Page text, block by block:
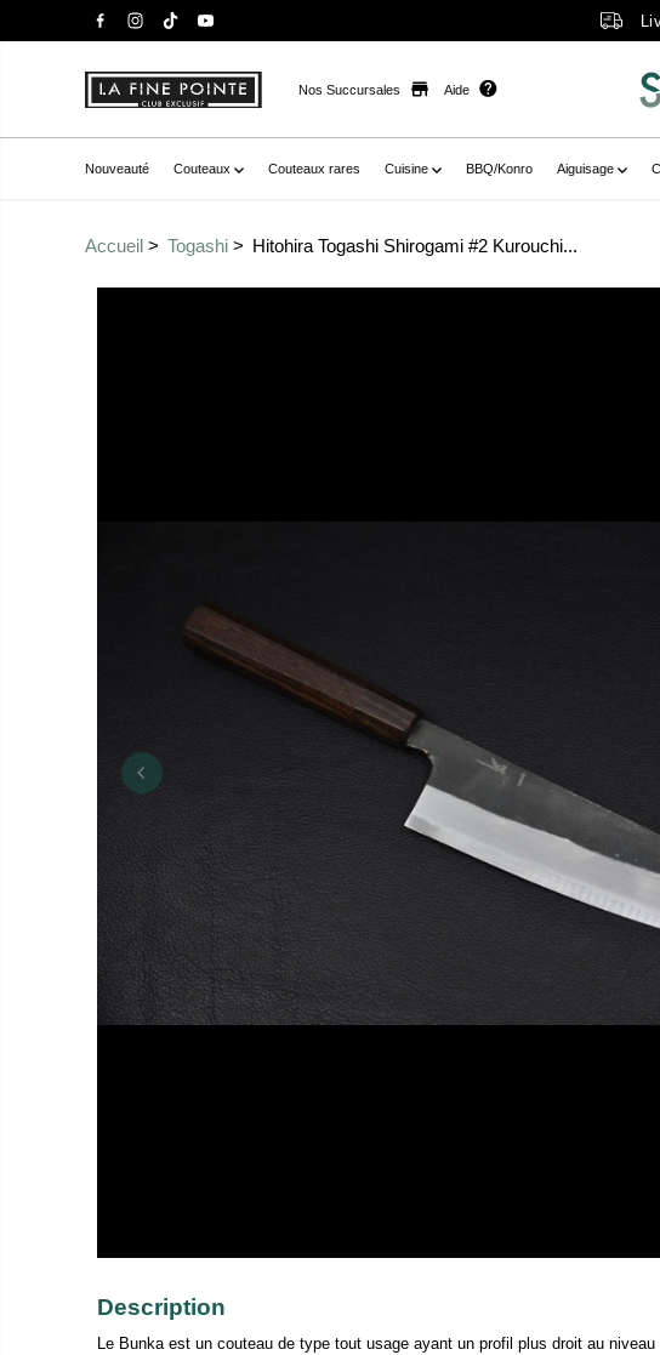
Nos Succursales Aide
Nouveauté Couteaux Couteaux rares Cuisine BBQ/Konro Aiguisage
Accueil Togashi Hitohira Togashi Shirogami #2 Kurouchi...
href="//staysharpmtl.com/cdn/shop/products/651E7A57-9E08-4003-
v=1666793733" data-fancybox="gallerytemplate--
thumb="//staysharpmtl.com/cdn/shop/products/651E7A57-9E08-4003-
Description
Le Bunka est un couteau de type tout usage ayant un profil plus droit au niveau